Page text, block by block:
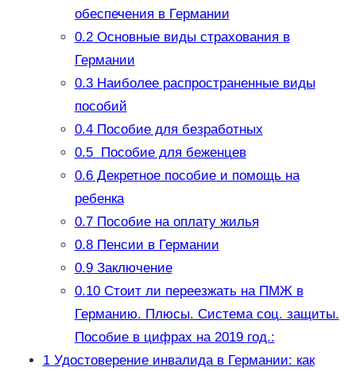
обеспечения в Германии
0.2Основные виды страхования в
Германии
0.3Наиболее распространенные виды
пособий
0.4Пособие для безработных
0.5Пособие для беженцев
0.6Декретное пособие и помощь на
ребенка
0.7Пособие на оплату жилья
0.8Пенсии в Германии
0.9Заключение
0.10Стоит ли переезжать на ПМЖ в
Германию. Плюсы. Система соц. защиты.
Пособие в цифрах на 2019 год.:
1Удостоверение инвалида в Германии: как